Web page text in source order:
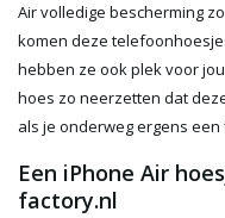
Air volledige bescherming
komen deze
hebben ze ook plek voor
hoes zo neerzetten dat
als je onderweg ergens
Een iPhone Air
factory.nl